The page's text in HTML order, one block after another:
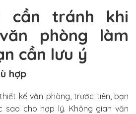
cần tránh khi
phòng làm
cần lưu ý
hợp
kế văn phòng, trước tiên, bạn
sao cho hợp lý. Không gian văn